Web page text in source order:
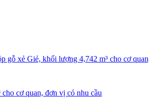
xẻ Giẻ, khối lượng 4,742 m³ cho cơ
cơ quan, đơn vị có nhu cầu